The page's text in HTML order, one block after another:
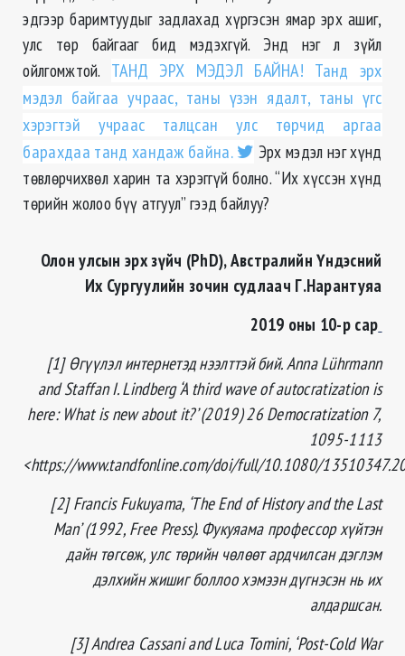
эдгээр баримтуудыг задлахад хүргэсэн ямар эрх ашиг,
улс төр байгааг бид мэдэхгүй. Энд нэг л зүйл
ойлгомжтой. ТАНД ЭРХ МЭДЭЛ БАЙНА! Танд эрх
мэдэл байгаа учраас, таны үзэн ядалт, таны үгс
хэрэгтэй учраас талцсан улс төрчид аргаа
барахдаа танд хандаж байна.
Эрх мэдэл нэг хүнд
төвлөрчихвөл харин та хэрэггүй болно. “Их хүссэн хүнд
төрийн жолоо бүү атгуул” гээд байлуу?
Олон улсын эрх зүйч (PhD), Австралийн Үндэсний
Их Сургуулийн зочин судлаач Г.Нарантуяа
2019 оны 10-р сар
[1] Өгүүлэл интернетэд нээлттэй бий. Anna Lührmann
and Staffan I. Lindberg ‘A third wave of autocratization is
here: What is new about it?’ (2019) 26 Democratization 7,
1095-1113
<https://www.tandfonline.com/doi/full/10.1080/
[2] Francis Fukuyama, ‘The End of History and the Last
Man’ (1992, Free Press). Фукуяама профессор хүйтэн
дайн төгсөж, улс төрийн чөлөөт ардчилсан дэглэм
дэлхийн жишиг боллоо хэмээн дүгнэсэн нь их
алдаршсан.
[3] Andrea Cassani and Luca Tomini, ‘Post-Cold War